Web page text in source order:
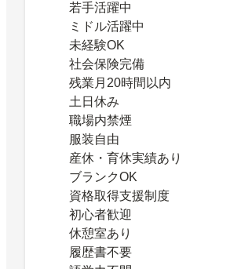
若手活躍中
ミドル活躍中
未経験OK
社会保険完備
残業月20時間以内
土日休み
職場内禁煙
服装自由
産休・育休実績あり
ブランクOK
資格取得支援制度
初心者歓迎
休憩室あり
履歴書不要